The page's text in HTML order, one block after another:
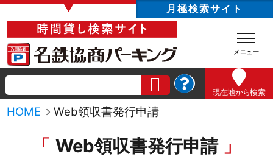
▼ 月極検索サイト
現在地から検索
HOME Web領収書発行申請
Web領収書発行申請